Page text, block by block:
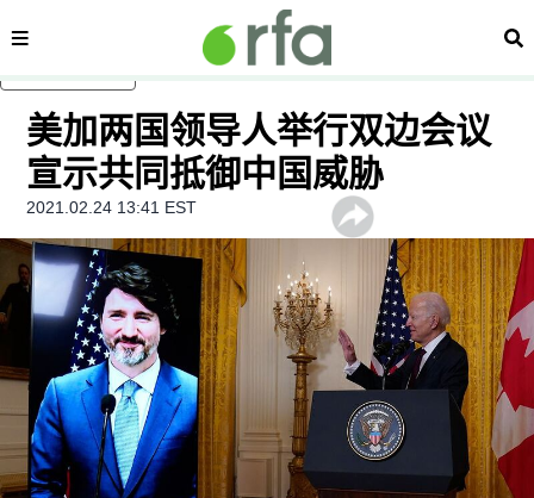
内容分类 搜
美加两国领导人举行双边会议
宣示共同抵御中国威胁
2021.02.24 13:41 EST